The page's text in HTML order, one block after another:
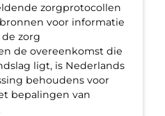
zorgprotocollen
voor informatie
zorg
de overeenkomst die
ligt, is Nederlands
behoudens voor
bepalingen van